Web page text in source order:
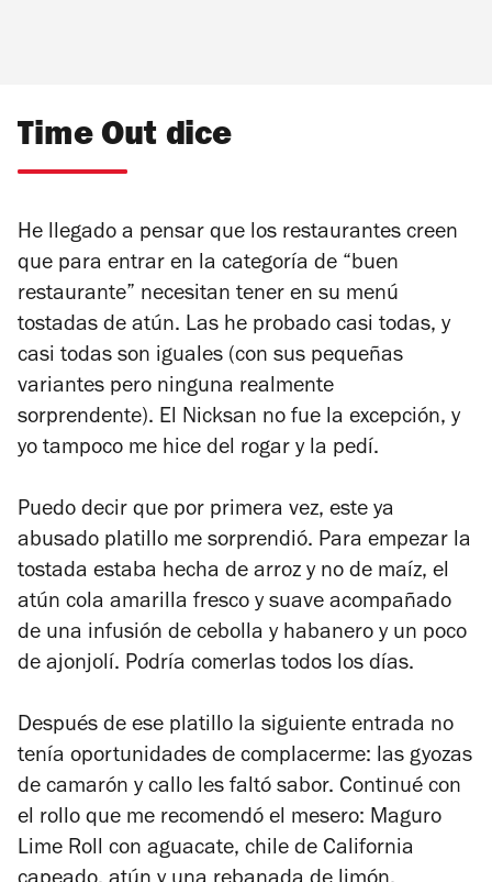
Time Out dice
He llegado a pensar que los restaurantes creen
que para entrar en la categoría de “buen
restaurante” necesitan tener en su menú
tostadas de atún. Las he probado casi todas, y
casi todas son iguales (con sus pequeñas
variantes pero ninguna realmente
sorprendente). El Nicksan no fue la excepción, y
yo tampoco me hice del rogar y la pedí.
Puedo decir que por primera vez, este ya
abusado platillo me sorprendió. Para empezar la
tostada estaba hecha de arroz y no de maíz, el
atún cola amarilla fresco y suave acompañado
de una infusión de cebolla y habanero y un poco
de ajonjolí. Podría comerlas todos los días.
Después de ese platillo la siguiente entrada no
tenía oportunidades de complacerme: las gyozas
de camarón y callo les faltó sabor. Continué con
el rollo que me recomendó el mesero: Maguro
Lime Roll con aguacate, chile de California